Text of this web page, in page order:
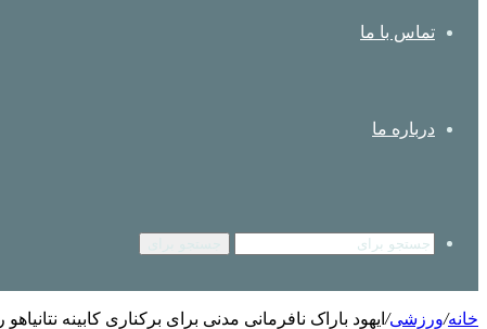
تماس با ما
درباره ما
خانه/ورزشی/ ایهود باراک نافرمانی مدنی برای برکناری کابینه